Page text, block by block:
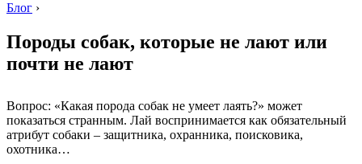
Блог ›
Породы собак, которые не лают или
почти не лают
Вопрос: «Какая порода собак не умеет лаять?» может
показаться странным. Лай воспринимается как обязательный
атрибут собаки – защитника, охранника, поисковика,
охотника…